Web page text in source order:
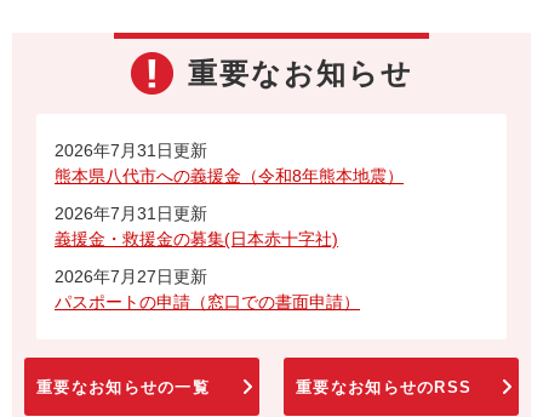
重要なお知らせ
2026年7月31日更新
熊本県八代市への義援金（令和8年熊本地震）
2026年7月31日更新
義援金・救援金の募集(日本赤十字社)
2026年7月27日更新
パスポートの申請（窓口での書面申請）
重要なお知らせの一覧 重要なお知らせのRSS